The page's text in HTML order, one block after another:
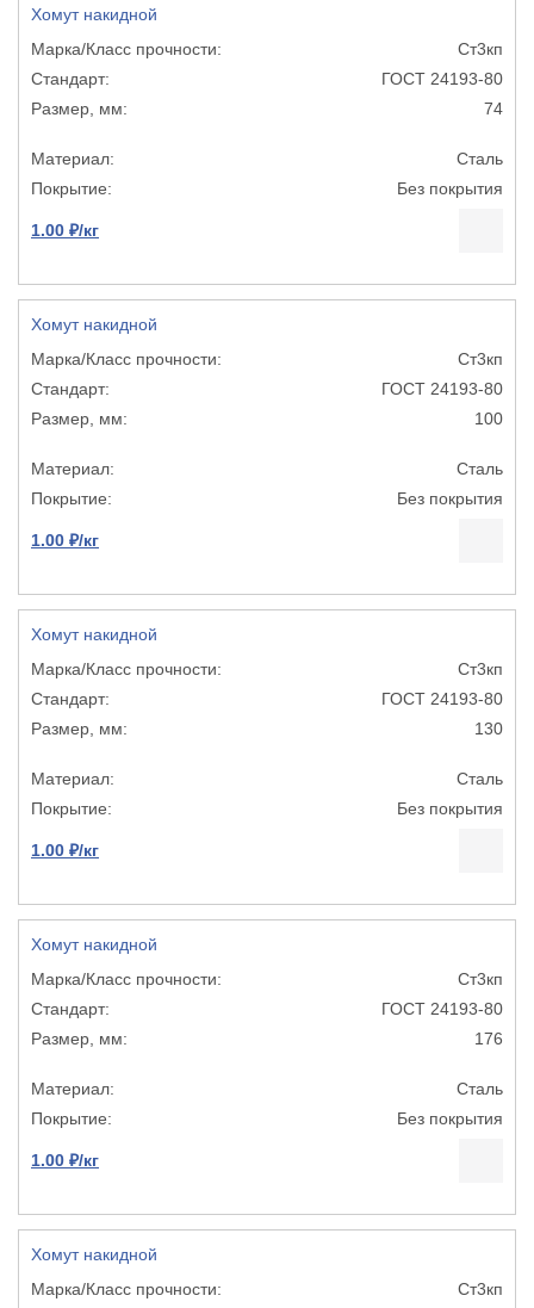
Хомут накидной
Ст3кп
ГОСТ 24193-80
74
Сталь
Без покрытия
1.00 ₽/кг
Хомут накидной
Ст3кп
ГОСТ 24193-80
100
Сталь
Без покрытия
1.00 ₽/кг
Хомут накидной
Ст3кп
ГОСТ 24193-80
130
Сталь
Без покрытия
1.00 ₽/кг
Хомут накидной
Ст3кп
ГОСТ 24193-80
176
Сталь
Без покрытия
1.00 ₽/кг
Хомут накидной
Ст3кп